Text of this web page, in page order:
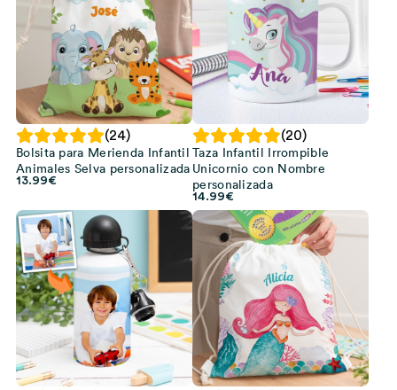
(24)
Bolsita para Merienda Infantil
Animales Selva personalizada
13.99€
(20)
Taza Infantil Irrompible
Unicornio con Nombre
personalizada
14.99€